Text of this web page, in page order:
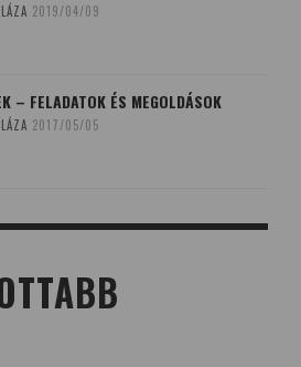
2019/04/09
– FELADATOK ÉS MEGOLDÁSOK
2017/05/05